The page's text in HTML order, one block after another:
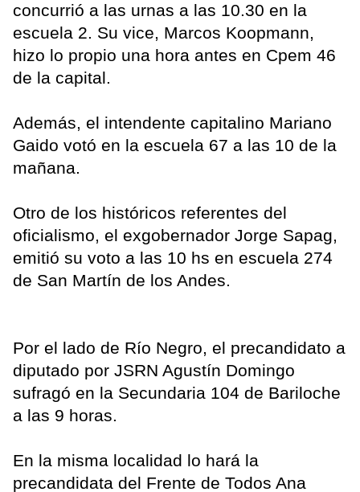
concurrió a las urnas a las 10.30 en la
escuela 2. Su vice, Marcos Koopmann,
hizo lo propio una hora antes en Cpem 46
de la capital.
Además, el intendente capitalino Mariano
Gaido votó en la escuela 67 a las 10 de la
mañana.
Otro de los históricos referentes del
oficialismo, el exgobernador Jorge Sapag,
emitió su voto a las 10 hs en escuela 274
de San Martín de los Andes.
Por el lado de Río Negro, el precandidato a
diputado por JSRN Agustín Domingo
sufragó en la Secundaria 104 de Bariloche
a las 9 horas.
En la misma localidad lo hará la
precandidata del Frente de Todos Ana